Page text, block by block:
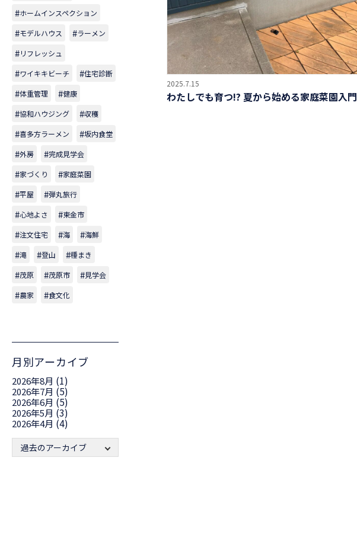
2025.7.15
わたしでも育つ!? 夏から始める家庭菜園入門
ホームインスペクション
モデルハウス
ラーメン
リフレッシュ
ワイキキビーチ
住宅診断
体重管理
健康
協和ハウジング
収穫
喜多方ラーメン
坂内食堂
外房
完成見学会
家づくり
家庭菜園
平屋
弾丸旅行
心地よさ
東金市
注文住宅
海
海鮮
滝
登山
種まき
茂原
茂原市
見学会
農家
食文化
月別アーカイブ
2026年8月 (1)
2026年7月 (5)
2026年6月 (5)
2026年5月 (3)
2026年4月 (4)
過去のアーカイブ